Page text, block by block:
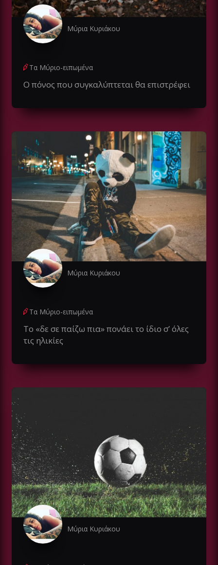
Μύρια Κυριάκου
Τα Μύριο-ειπωμένα
Ο πόνος που συγκαλύπτεται θα επιστρέφει
Μύρια Κυριάκου
Τα Μύριο-ειπωμένα
Το «δε σε παίζω πια» πονάει το ίδιο σ’ όλες
τις ηλικίες
Μύρια Κυριάκου